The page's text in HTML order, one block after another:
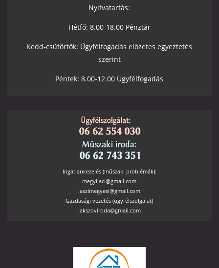
Nyitvatartás:
Hétfő: 8.00-18.00 Pénztár
Kedd-csütörtök: Ügyfélfogadás előzetes egyeztetés
szerint
Péntek: 8.00-12.00 Ügyfélfogadás
Ingatlankezelés (műszaki problémák):
megyilaci@gmail.com
laszlmegyesi@gmail.com
Gazdasági vezetés (ügyfélszolgálat)
lakszoviroda@gmail.com